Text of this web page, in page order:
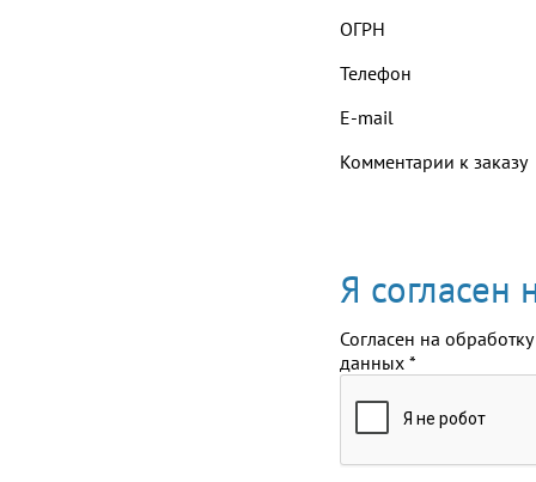
ОГРН
Телефон
E-mail
Комментарии к заказу
Я согласен
Согласен на обработку
данных *